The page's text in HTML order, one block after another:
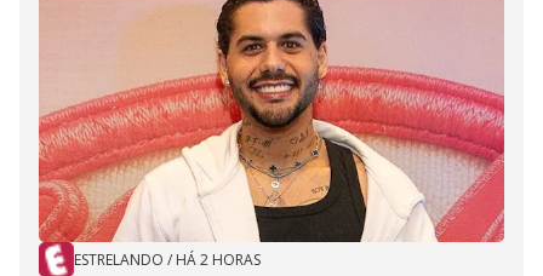
ESTRELANDO / HÁ 2 HORAS